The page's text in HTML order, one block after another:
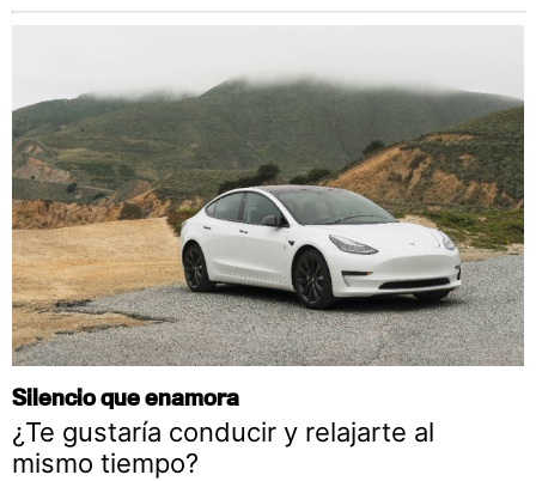
Silencio que enamora
¿Te gustaría conducir y relajarte al
mismo tiempo?